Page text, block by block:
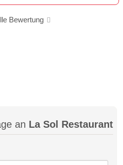
Bewertung
an La Sol Restaurant